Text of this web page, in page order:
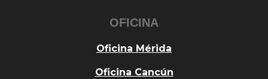
OFICINA
Oficina Mérida
Oficina Cancún